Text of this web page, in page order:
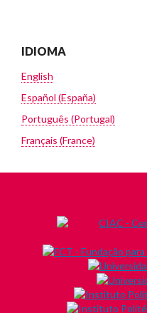
IDIOMA
English
Español (España)
Português (Portugal)
Français (France)